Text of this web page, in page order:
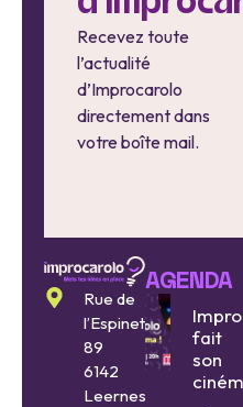
Recevez toute
l’actualité
d’Improcarolo
directement dans
votre boîte mail.
Rue de
l’Espinette
89
6142
Leernes
AGENDA
fait
son